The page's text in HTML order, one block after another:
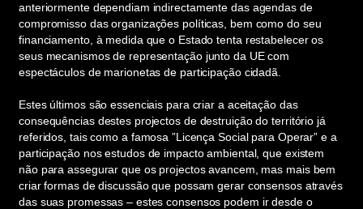
anteriormente dependiam indirectamente das agendas de
compromisso das organizações políticas, bem como do seu
financiamento, à medida que o Estado tenta restabelecer os
seus mecanismos de representação junto da UE com
espectáculos de marionetas de participação cidadã.
Estes últimos são essenciais para criar a aceitação das
consequências destes projectos de destruição do território já
referidos, tais como a famosa ”Licença Social para Operar” e a
participação nos estudos de impacto ambiental, que existem
não para assegurar que os projectos avancem, mas mais bem
criar formas de discussão que possam gerar consensos através
das suas promessas – estes consensos podem ir desde o